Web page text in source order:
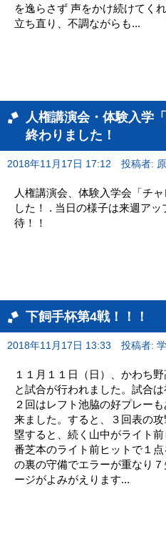
を逸らさず 声をかけ続けてく
立ち直り、不調ながらも...
人権講演会・体験入学
終わりました！
2018年11月17日 17:12 投稿者:
人権講演会、体験入学会「チ
した！ . 当日の様子は来週ア
待！！
下飼手杯第4戦！！！
2018年11月17日 13:33 投稿者:
１１月１１日（日）、かわち
と試合が行われました。試合
２回はレフト池脇の好プレー
来ました。すると、３回表の
塁すると、続く山中がライト
番芝本のライト前ヒットで１
の裏の守備でエラーが重なり
ージがよみがえります...